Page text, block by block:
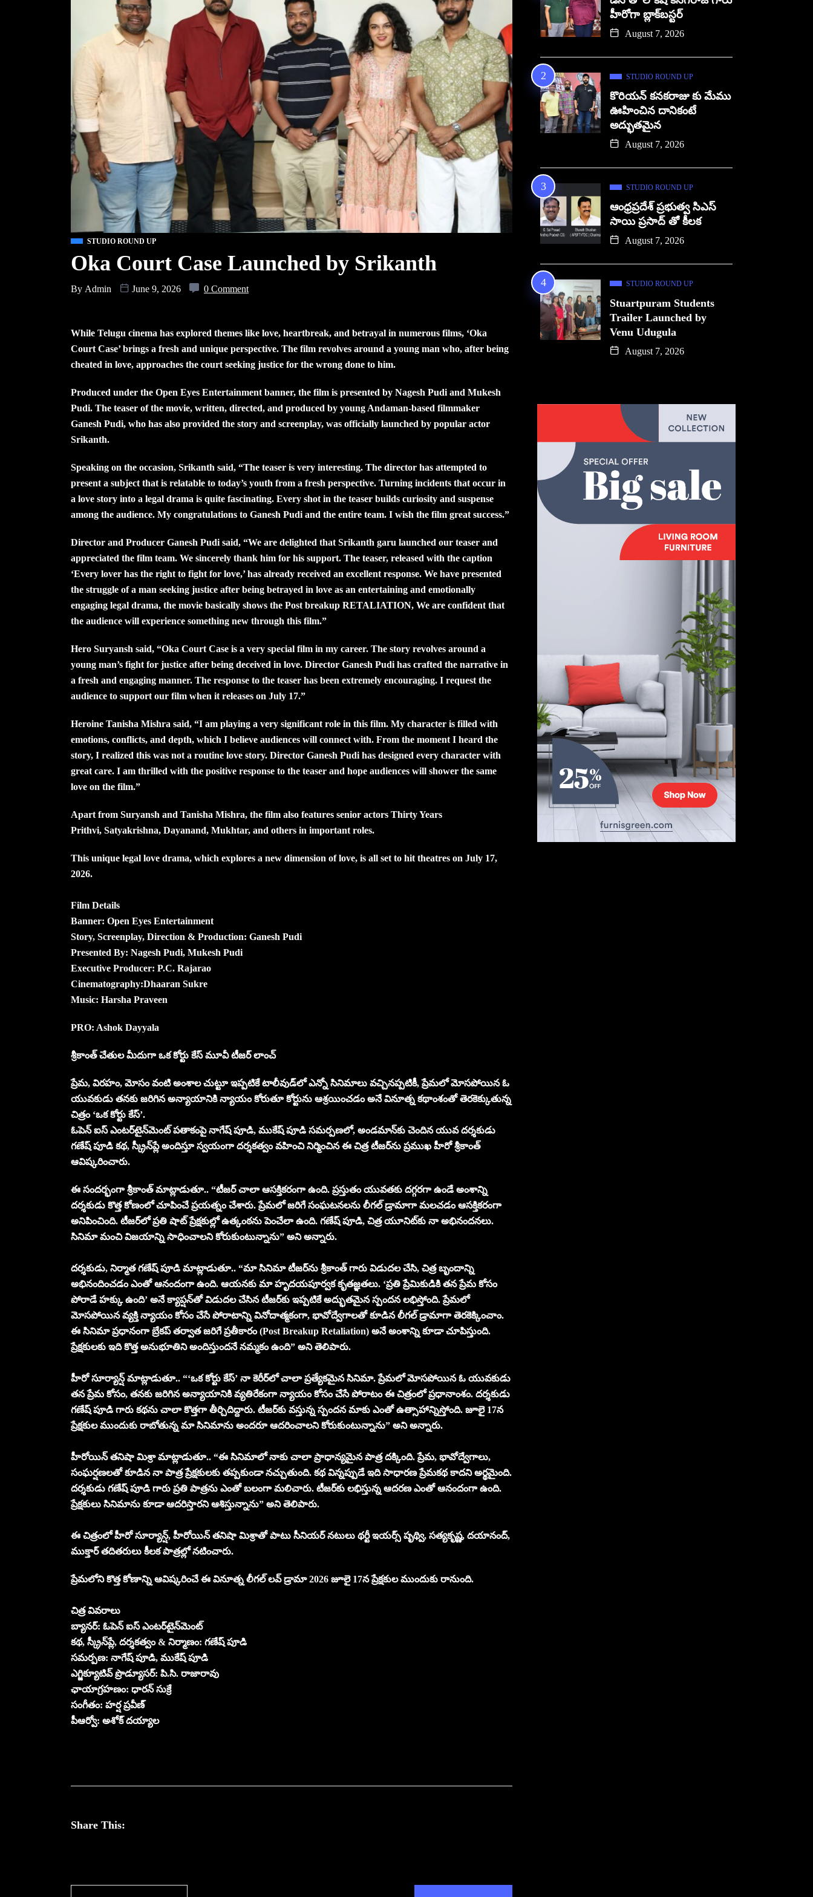
STUDIO ROUND UP
Oka Court Case Launched by Srikanth
By Admin June 9, 2026 0 Comment
While Telugu cinema has explored themes like love, heartbreak, and betrayal in numerous films, ‘Oka
Court Case’ brings a fresh and unique perspective. The film revolves around a young man who, after being
cheated in love, approaches the court seeking justice for the wrong done to him.
Produced under the Open Eyes Entertainment banner, the film is presented by Nagesh Pudi and Mukesh
Pudi. The teaser of the movie, written, directed, and produced by young Andaman-based filmmaker
Ganesh Pudi, who has also provided the story and screenplay, was officially launched by popular actor
Srikanth.
Speaking on the occasion, Srikanth said, “The teaser is very interesting. The director has attempted to
present a subject that is relatable to today’s youth from a fresh perspective. Turning incidents that occur in
a love story into a legal drama is quite fascinating. Every shot in the teaser builds curiosity and suspense
among the audience. My congratulations to Ganesh Pudi and the entire team. I wish the film great success.”
Director and Producer Ganesh Pudi said, “We are delighted that Srikanth garu launched our teaser and
appreciated the film team. We sincerely thank him for his support. The teaser, released with the caption
‘Every lover has the right to fight for love,’ has already received an excellent response. We have presented
the struggle of a man seeking justice after being betrayed in love as an entertaining and emotionally
engaging legal drama, the movie basically shows the Post breakup RETALIATION, We are confident that
the audience will experience something new through this film.”
Hero Suryansh said, “Oka Court Case is a very special film in my career. The story revolves around a
young man’s fight for justice after being deceived in love. Director Ganesh Pudi has crafted the narrative in
a fresh and engaging manner. The response to the teaser has been extremely encouraging. I request the
audience to support our film when it releases on July 17.”
Heroine Tanisha Mishra said, “I am playing a very significant role in this film. My character is filled with
emotions, conflicts, and depth, which I believe audiences will connect with. From the moment I heard the
story, I realized this was not a routine love story. Director Ganesh Pudi has designed every character with
great care. I am thrilled with the positive response to the teaser and hope audiences will shower the same
love on the film.”
Apart from Suryansh and Tanisha Mishra, the film also features senior actors Thirty Years
Prithvi, Satyakrishna, Dayanand, Mukhtar, and others in important roles.
This unique legal love drama, which explores a new dimension of love, is all set to hit theatres on July 17,
2026.
Film Details
Banner: Open Eyes Entertainment
Story, Screenplay, Direction & Production: Ganesh Pudi
Presented By: Nagesh Pudi, Mukesh Pudi
Executive Producer: P.C. Rajarao
Cinematography:Dhaaran Sukre
Music: Harsha Praveen
PRO: Ashok Dayyala
శ్రీకాంత్ చేతుల మీదుగా ఒక కోర్టు కేస్ మూవీ టీజర్ లాంచ్
ప్రేమ, విరహం, మోసం వంటి అంశాల చుట్టూ ఇప్పటికే టాలీవుడ్‌లో ఎన్నో సినిమాలు వచ్చినప్పటికీ, ప్రేమలో మోసపోయిన ఓ
యువకుడు తనకు జరిగిన అన్యాయానికి న్యాయం కోరుతూ కోర్టును ఆశ్రయించడం అనే వినూత్న కథాంశంతో తెరకెక్కుతున్న
చిత్రం ‘ఒక కోర్టు కేస్’.
ఓపెన్ ఐస్ ఎంటర్‌టైన్‌మెంట్‌ పతాకంపై నాగేష్ పూడి, ముకేష్ పూడి సమర్పణలో, అండమాన్‌కు చెందిన యువ దర్శకుడు
గణేష్ పూడి కథ, స్క్రీన్‌ప్లే అందిస్తూ స్వయంగా దర్శకత్వం వహించి నిర్మించిన ఈ చిత్ర టీజర్‌ను ప్రముఖ హీరో శ్రీకాంత్
ఆవిష్కరించారు.
ఈ సందర్భంగా శ్రీకాంత్ మాట్లాడుతూ.. “టీజర్ చాలా ఆసక్తికరంగా ఉంది. ప్రస్తుతం యువతకు దగ్గరగా ఉండే అంశాన్ని
దర్శకుడు కొత్త కోణంలో చూపించే ప్రయత్నం చేశారు. ప్రేమలో జరిగే సంఘటనలను లీగల్ డ్రామాగా మలచడం ఆసక్తికరంగా
అనిపించింది. టీజర్‌లో ప్రతి షాట్ ప్రేక్షకుల్లో ఉత్కంఠను పెంచేలా ఉంది. గణేష్ పూడి, చిత్ర యూనిట్‌కు నా అభినందనలు.
సినిమా మంచి విజయాన్ని సాధించాలని కోరుకుంటున్నాను” అని అన్నారు.
దర్శకుడు, నిర్మాత గణేష్ పూడి మాట్లాడుతూ.. “మా సినిమా టీజర్‌ను శ్రీకాంత్ గారు విడుదల చేసి, చిత్ర బృందాన్ని
అభినందించడం ఎంతో ఆనందంగా ఉంది. ఆయనకు మా హృదయపూర్వక కృతజ్ఞతలు. ‘ప్రతి ప్రేమికుడికి తన ప్రేమ కోసం
పోరాడే హక్కు ఉంది’ అనే క్యాప్షన్‌తో విడుదల చేసిన టీజర్‌కు ఇప్పటికే అద్భుతమైన స్పందన లభిస్తోంది. ప్రేమలో
మోసపోయిన వ్యక్తి న్యాయం కోసం చేసే పోరాటాన్ని వినోదాత్మకంగా, భావోద్వేగాలతో కూడిన లీగల్ డ్రామాగా తెరకెక్కించాం.
ఈ సినిమా ప్రధానంగా బ్రేకప్ తర్వాత జరిగే ప్రతీకారం (Post Breakup Retaliation) అనే అంశాన్ని కూడా చూపిస్తుంది.
ప్రేక్షకులకు ఇది కొత్త అనుభూతిని అందిస్తుందనే నమ్మకం ఉంది” అని తెలిపారు.
హీరో సూర్యాన్ష్ మాట్లాడుతూ.. “‘ఒక కోర్టు కేస్’ నా కెరీర్‌లో చాలా ప్రత్యేకమైన సినిమా. ప్రేమలో మోసపోయిన ఓ యువకుడు
తన ప్రేమ కోసం, తనకు జరిగిన అన్యాయానికి వ్యతిరేకంగా న్యాయం కోసం చేసే పోరాటం ఈ చిత్రంలో ప్రధానాంశం. దర్శకుడు
గణేష్ పూడి గారు కథను చాలా కొత్తగా తీర్చిదిద్దారు. టీజర్‌కు వస్తున్న స్పందన మాకు ఎంతో ఉత్సాహాన్నిస్తోంది. జూలై 17న
ప్రేక్షకుల ముందుకు రాబోతున్న మా సినిమాను అందరూ ఆదరించాలని కోరుకుంటున్నాను” అని అన్నారు.
హీరోయిన్ తనిషా మిశ్రా మాట్లాడుతూ.. “ఈ సినిమాలో నాకు చాలా ప్రాధాన్యమైన పాత్ర దక్కింది. ప్రేమ, భావోద్వేగాలు,
సంఘర్షణలతో కూడిన నా పాత్ర ప్రేక్షకులకు తప్పకుండా నచ్చుతుంది. కథ విన్నప్పుడే ఇది సాధారణ ప్రేమకథ కాదని అర్థమైంది.
దర్శకుడు గణేష్ పూడి గారు ప్రతి పాత్రను ఎంతో బలంగా మలిచారు. టీజర్‌కు లభిస్తున్న ఆదరణ ఎంతో ఆనందంగా ఉంది.
ప్రేక్షకులు సినిమాను కూడా ఆదరిస్తారని ఆశిస్తున్నాను” అని తెలిపారు.
ఈ చిత్రంలో హీరో సూర్యాన్ష్, హీరోయిన్ తనిషా మిశ్రాతో పాటు సీనియర్ నటులు థర్టీ ఇయర్స్ పృథ్వి, సత్యకృష్ణ, దయానంద్,
ముక్తార్ తదితరులు కీలక పాత్రల్లో నటించారు.
ప్రేమలోని కొత్త కోణాన్ని ఆవిష్కరించే ఈ వినూత్న లీగల్ లవ్ డ్రామా 2026 జూలై 17న ప్రేక్షకుల ముందుకు రానుంది.
చిత్ర వివరాలు
బ్యానర్: ఓపెన్ ఐస్ ఎంటర్‌టైన్‌మెంట్‌
కథ, స్క్రీన్‌ప్లే, దర్శకత్వం & నిర్మాణం: గణేష్ పూడి
సమర్పణ: నాగేష్ పూడి, ముకేష్ పూడి
ఎగ్జిక్యూటివ్ ప్రొడ్యూసర్: పి.సి. రాజారావు
ఛాయాగ్రహణం: ధారన్ సుక్రే
సంగీతం: హర్ష ప్రవీణ్
పీఆర్వో: అశోక్ దయ్యాల
Share This:
హీరోగా బ్లాక్‌బస్టర్
August 7, 2026
STUDIO ROUND UP
కొరియన్ కనకరాజు కు మేము
ఊహించిన దానికంటే
అద్భుతమైన
August 7, 2026
STUDIO ROUND UP
ఆంధ్రప్రదేశ్ ప్రభుత్వ సిఎస్
సాయి ప్రసాద్ తో కీలక
August 7, 2026
STUDIO ROUND UP
Stuartpuram Students
Trailer Launched by
Venu Udugula
August 7, 2026